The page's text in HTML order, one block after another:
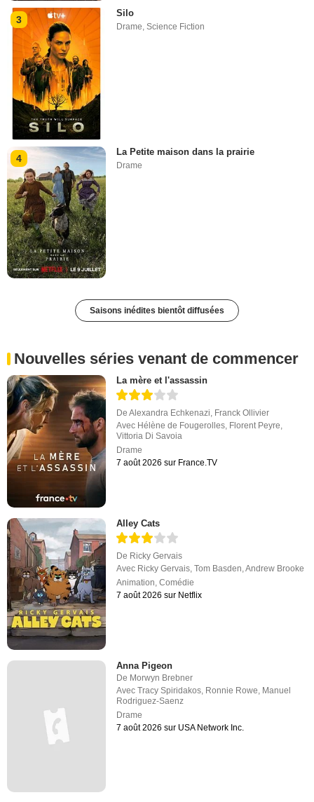
3
Silo
Drame ,Science Fiction
4
La Petite maison dans la prairie
Drame
Saisons inédites bientôt diffusées
Nouvelles séries venant de commencer
La mère et l'assassin
DeAlexandra Echkenazi, Franck Ollivier
Avec Hélène de Fougerolles, Florent Peyre,
Vittoria Di Savoia
Drame
7 août 2026 sur France.TV
Alley Cats
De Ricky Gervais
Avec Ricky Gervais ,Tom Basden ,Andrew Brooke
Animation ,Comédie
7 août 2026 sur Netflix
Anna Pigeon
De Morwyn Brebner
AvecTracy Spiridakos, Ronnie Rowe, Manuel
Rodriguez-Saenz
Drame
7 août 2026 sur USA Network Inc.